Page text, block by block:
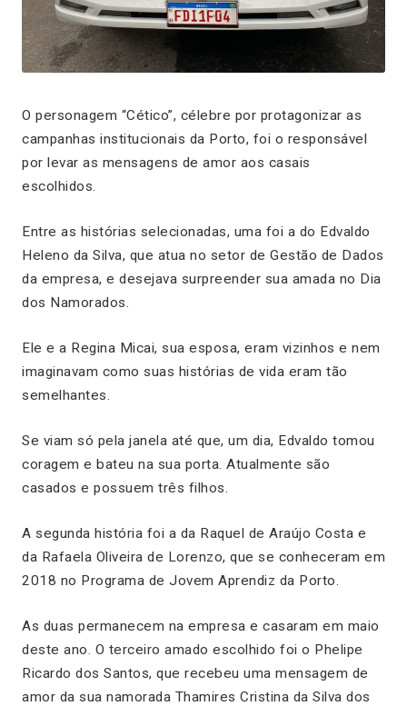
O personagem “Cético”, célebre por protagonizar as
campanhas institucionais da Porto, foi o responsável
por levar as mensagens de amor aos casais
escolhidos.
Entre as histórias selecionadas, uma foi a do Edvaldo
Heleno da Silva, que atua no setor de Gestão de Dados
da empresa, e desejava surpreender sua amada no Dia
dos Namorados.
Ele e a Regina Micai, sua esposa, eram vizinhos e nem
imaginavam como suas histórias de vida eram tão
semelhantes.
Se viam só pela janela até que, um dia, Edvaldo tomou
coragem e bateu na sua porta. Atualmente são
casados e possuem três filhos.
A segunda história foi a da Raquel de Araújo Costa e
da Rafaela Oliveira de Lorenzo, que se conheceram em
2018 no Programa de Jovem Aprendiz da Porto.
As duas permanecem na empresa e casaram em maio
deste ano. O terceiro amado escolhido foi o Phelipe
Ricardo dos Santos, que recebeu uma mensagem de
amor da sua namorada Thamires Cristina da Silva dos